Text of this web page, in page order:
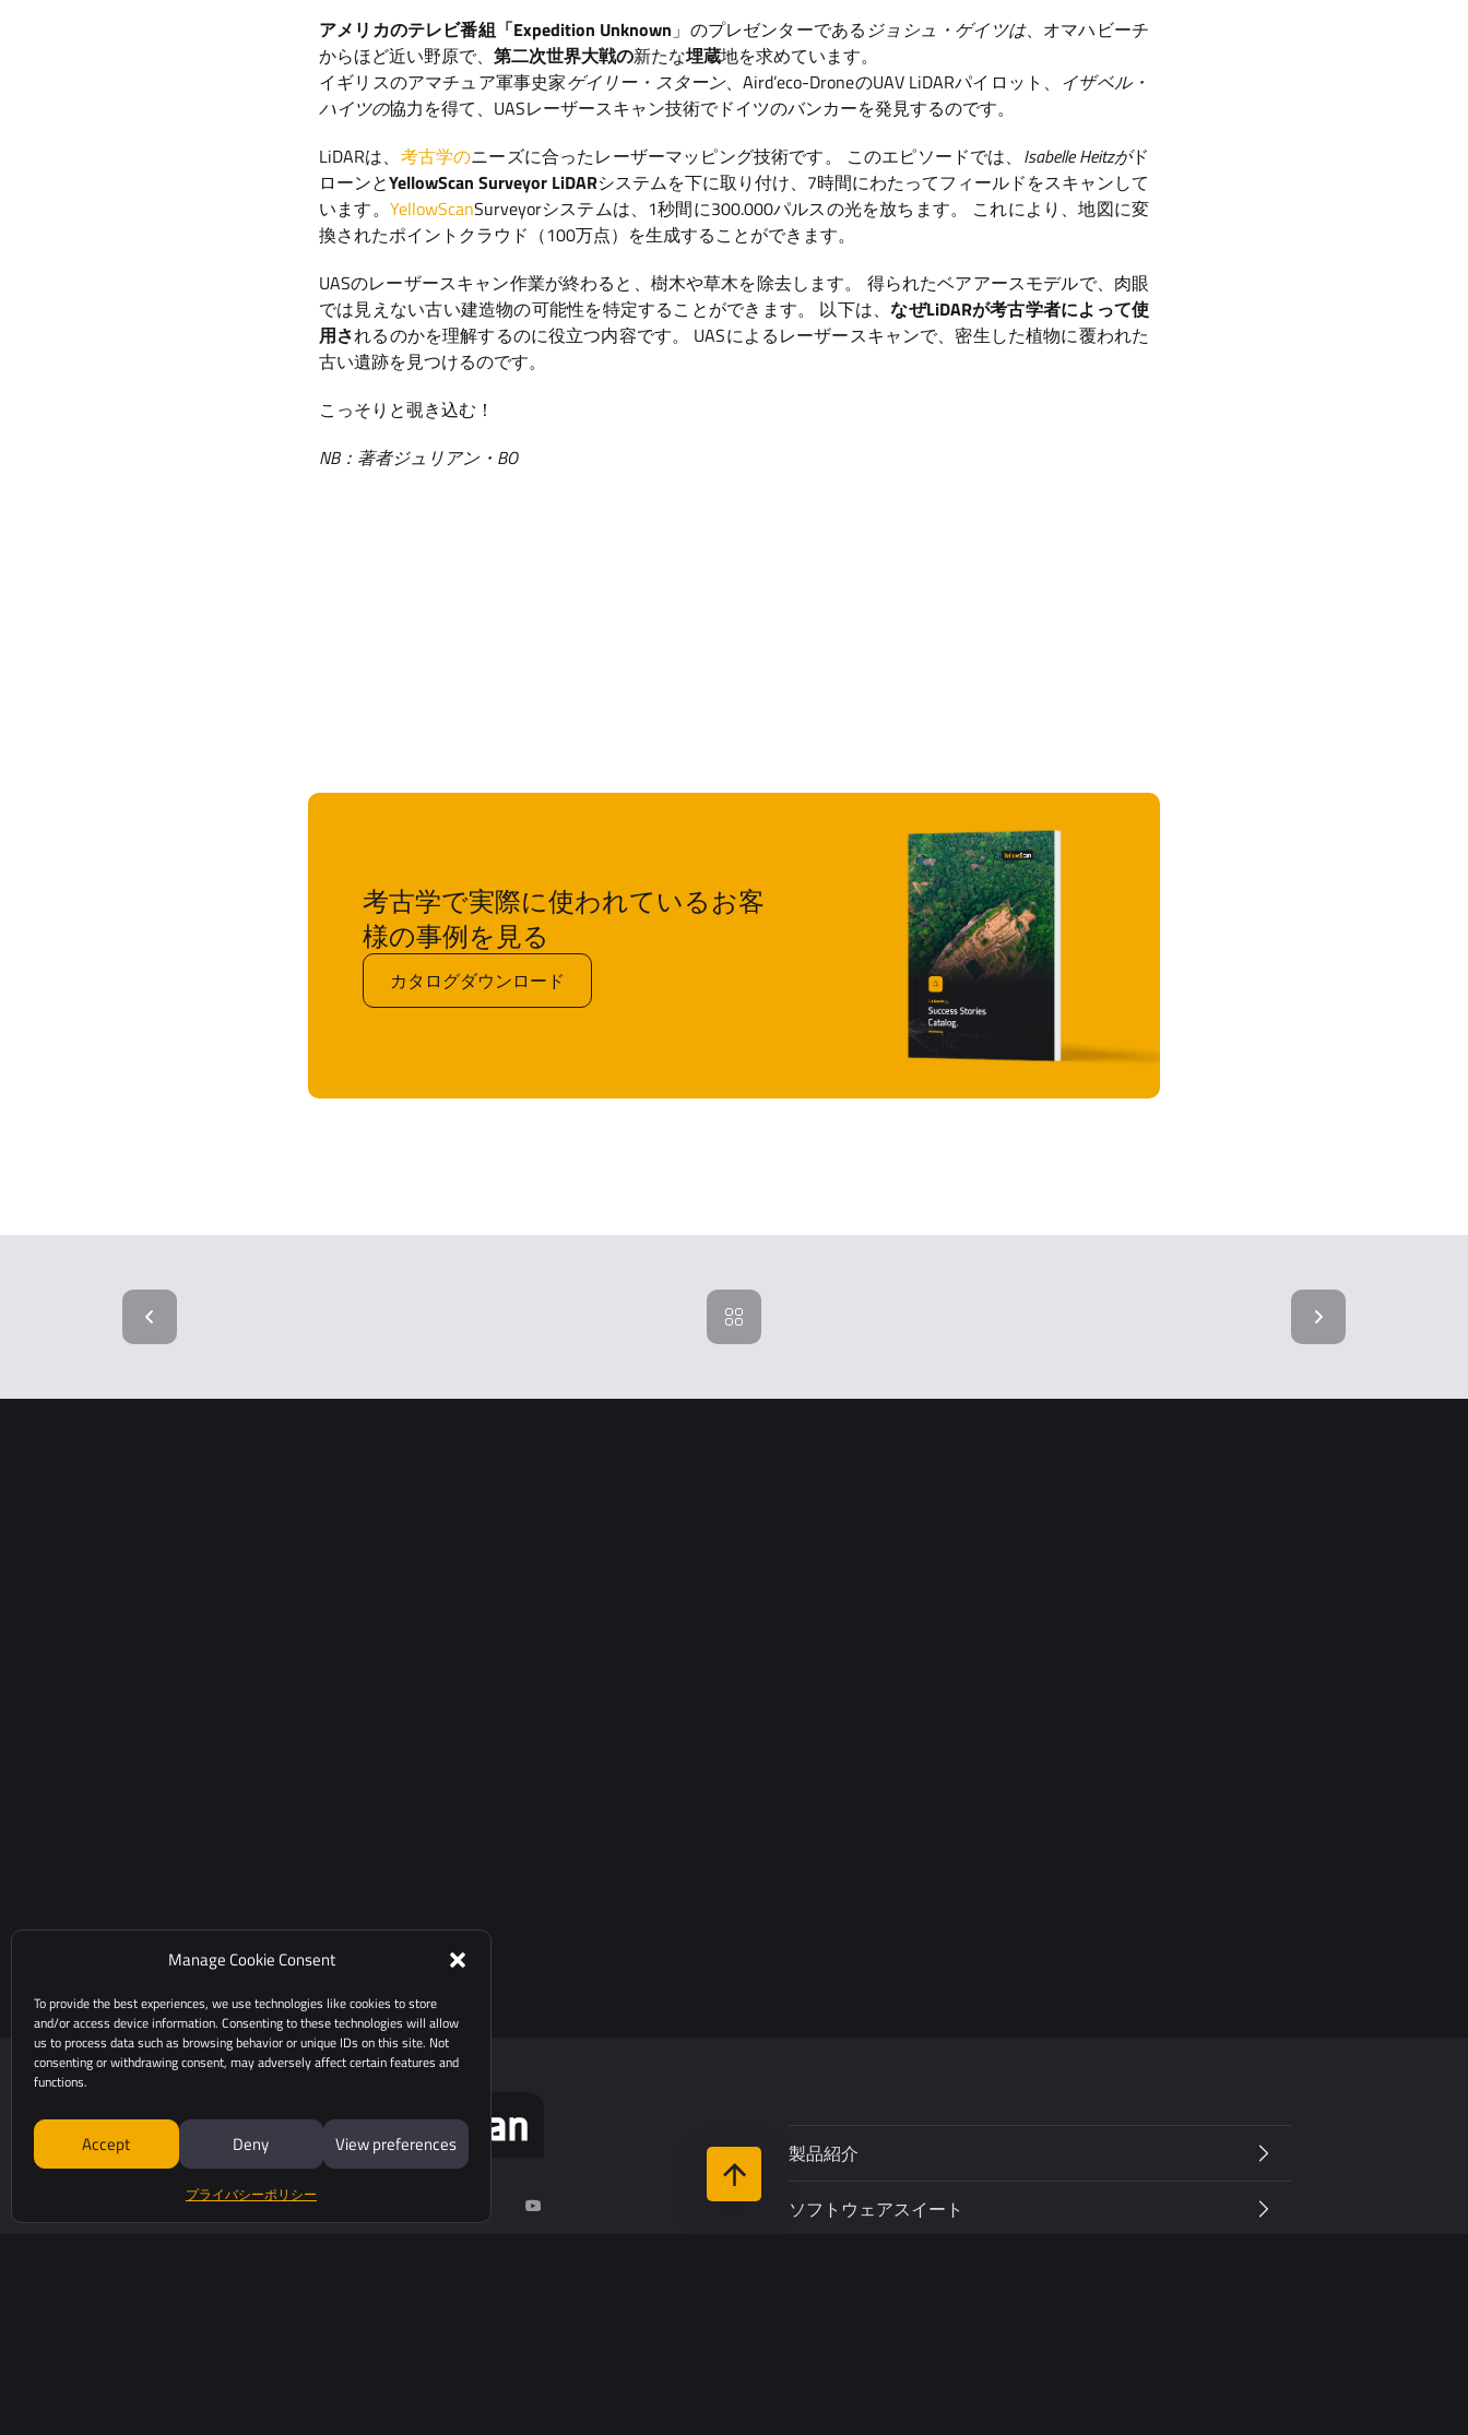
Manage Cookie Consent
To provide the best experiences, we use technologies like cookies to store
and/or access device information. Consenting to these technologies will allow
us to process data such as browsing behavior or unique IDs on this site. Not
consenting or withdrawing consent, may adversely affect certain features and
functions.
Accept Deny View preferences
プライバシーポリシー
アメリカのテレビ番組「Expedition Unknown」のプレゼンターであるジョシュ・ゲイツは、オマハビーチ
からほど近い野原で、 第二次世界大戦の新たな埋蔵地を求めています。
イギリスのアマチュア軍事史家ゲイリー・スターン、Aird’eco-DroneのUAV LiDARパイロット、 イザベル・
ハイツの協力を得て、UASレーザースキャン技術でドイツのバンカーを発見するのです。
LiDARは、 考古学のニーズに合ったレーザーマッピング技術です。 このエピソードでは、 Isabelle Heitzがド
ローンとYellowScan Surveyor LiDARシステムを下に取り付け、7時間にわたってフィールドをスキャンして
います。 YellowScanSurveyorシステムは、1秒間に300.000パルスの光を放ちます。 これにより、地図に変
換されたポイントクラウド（100万点）を生成することができます。
UASのレーザースキャン作業が終わると、樹木や草木を除去します。 得られたベアアースモデルで、肉眼
では見えない古い建造物の可能性を特定することができます。 以下は、なぜLiDARが考古学者によって使
用されるのかを理解するのに役立つ内容です。 UASによるレーザースキャンで、密生した植物に覆われた
古い遺跡を見つけるのです。
こっそりと覗き込む！
NB：著者ジュリアン・BO
考古学で実際に使われているお客
様の事例を見る
カタログダウンロード
製品紹介
ソフトウェアスイート